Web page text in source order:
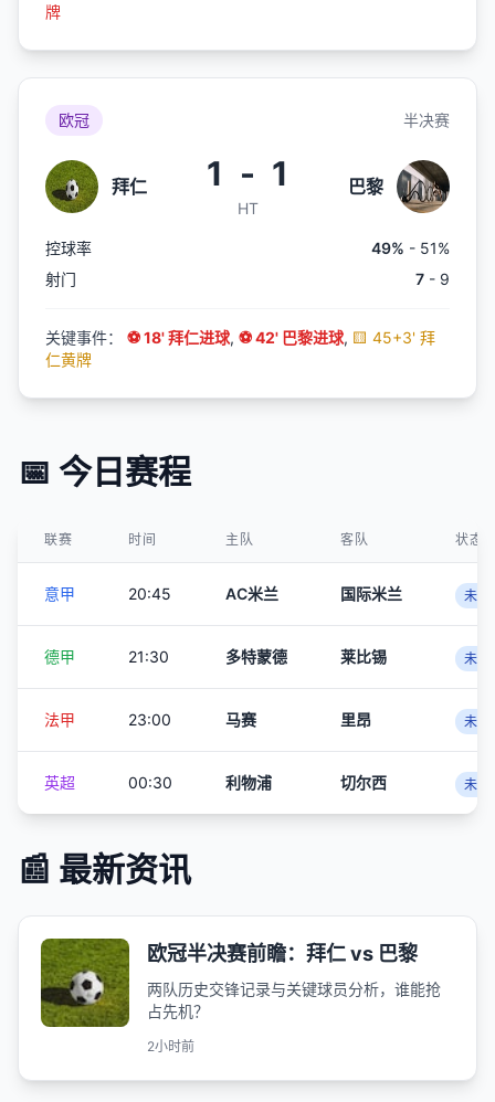
牌
欧冠 半决赛
拜仁 1 - 1
HT
巴黎
控球率 49% - 51%
射门
7 - 9
关键事件： ⚽ 18' 拜仁进球, ⚽ 42' 巴黎进球, 🟨 45+3' 拜
仁黄牌
📅 今日赛程
联赛 时间 主队 客队 状态
意甲 20:45 AC米兰 国际米兰 未开
德甲 21:30 多特蒙德 莱比锡 未开
法甲 23:00 马赛 里昂 未开
英超 00:30 利物浦 切尔西 未开
📰 最新资讯
欧冠半决赛前瞻：拜仁 vs 巴黎
两队历史交锋记录与关键球员分析，谁能抢
占先机？
2小时前